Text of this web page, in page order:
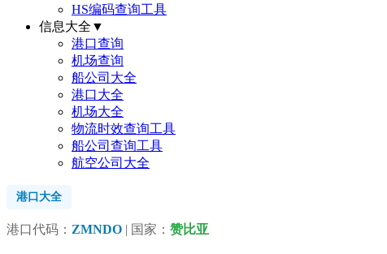
HS编码查询工具
信息大全 ▼
港口查询
机场查询
船公司大全
港口大全
机场大全
物流时效查询工具
船公司查询工具
航空公司大全
港口大全
港口代码： ZMNDO | 国家： 赞比亚